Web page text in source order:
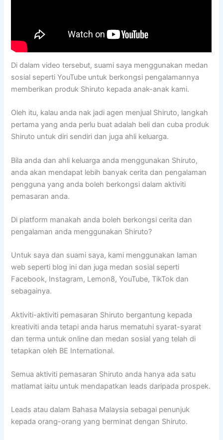
Di dalam video tersebut, suami saya menggunakan medan
sosial seperti YouTube untuk berkongsi pengalamannya
memberikan produk Shiruto kepada anak-anak kami.
Oleh itu, kalau anda nak jadi agen menjual Shiruto, langkah
pertama yang anda perlu buat adalah beli dan cuba produk
Shiruto untuk diri sendiri dan juga ahli keluarga.
Bila anda dan ahli keluarga anda menggunakan Shiruto,
anda akan mendapat lebih banyak cerita dan pengalaman
pengguna yang anda boleh berkongsi dalam aktiviti
pemasaran anda.
Di platform manakah anda boleh berkongsi cerita dan
pengalaman anda menggunakan Shiruto?
Untuk saya dan suami saya, kami menggunakan laman
web seperti blog ini dan juga medan sosial seperti
Facebook, Instagram, Lemon8, YouTube, TikTok dan
sebagainya.
Aktiviti-aktiviti pemasaran Shiruto bergantung kepada
kreativiti anda tetapi anda harus mematuhi syarat-syarat
dan terma untuk online dan medan sosial yang telah di
tetapkan oleh BE International.
Semua aktiviti pemasaran Shiruto anda hanya ada satu
matlamat iaitu untuk mendapatkan leads daripada prospek.
Leads atau dalam Bahasa Malaysia sebagai penunjuk
kepada orang-orang yang berminat dengan Shiruto.